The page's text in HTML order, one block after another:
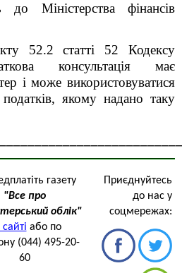
до Міністерства фінансів
52.2 статті 52 Кодексу
консультація має
і може використовуватися
якому надано таку
газету
"Все про
облік"
або по
(044) 495-20-
60
Приєднуйтесь
до нас у
соцмережах: